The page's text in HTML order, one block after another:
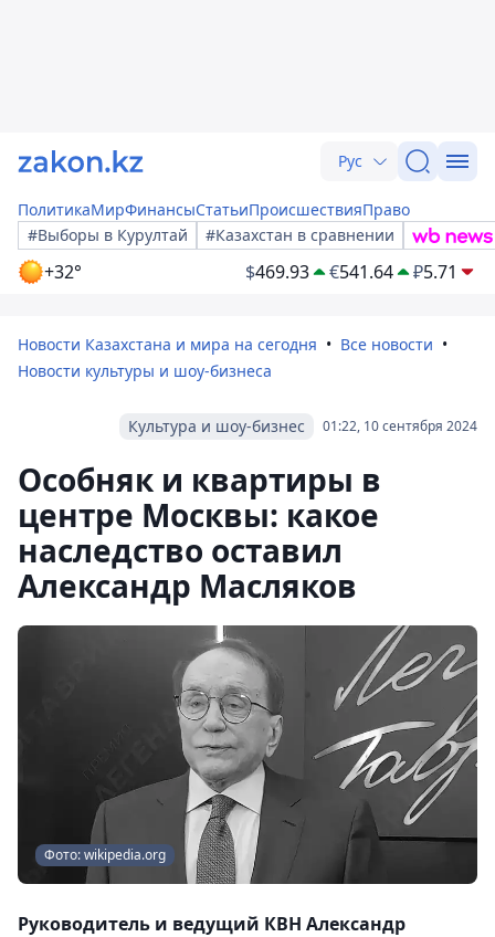
Рус
ПолитикаМирФинансыСтатьиПроисшествияПраво
#Выборы в Курултай
#Казахстан в сравнении
+32° $469.93 €541.64 ₽5.71
Новости Казахстана и мира на сегодня
Все новости
Новости культуры и шоу-бизнеса
01:22, 10 сентября 2024
Культура и шоу-бизнес
Особняк и квартиры в
центре Москвы: какое
наследство оставил
Александр Масляков
Фото: wikipedia.org
Руководитель и ведущий КВН Александр